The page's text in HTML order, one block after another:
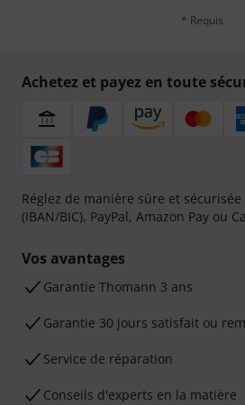
* Requis
Achetez et payez en toute
Réglez de manière sûre et
(IBAN/BIC), PayPal, Amazon Pay ou
Vos avantages
Ga­ran­tie Thomann 3 ans
Garantie 30 jours satisfait ou
Service de réparation
Conseils d'experts en la matière